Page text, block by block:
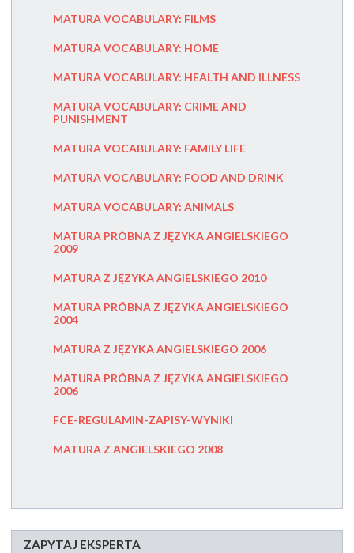
MATURA VOCABULARY: FILMS
MATURA VOCABULARY: HOME
MATURA VOCABULARY: HEALTH AND ILLNESS
MATURA VOCABULARY: CRIME AND
PUNISHMENT
MATURA VOCABULARY: FAMILY LIFE
MATURA VOCABULARY: FOOD AND DRINK
MATURA VOCABULARY: ANIMALS
MATURA PRÓBNA Z JĘZYKA ANGIELSKIEGO
2009
MATURA Z JĘZYKA ANGIELSKIEGO 2010
MATURA PRÓBNA Z JĘZYKA ANGIELSKIEGO
2004
MATURA Z JĘZYKA ANGIELSKIEGO 2006
MATURA PRÓBNA Z JĘZYKA ANGIELSKIEGO
2006
FCE-REGULAMIN-ZAPISY-WYNIKI
MATURA Z ANGIELSKIEGO 2008
ZAPYTAJ EKSPERTA